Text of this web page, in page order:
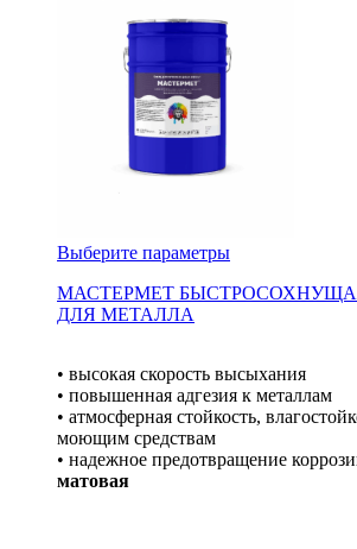
Выберите параметры
МАСТЕРМЕТ
ДЛЯ МЕТАЛЛА
• высокая скорость высыхания
• повышенная адгезия к металлам
• атмосферная стойкость,
моющим средствам
• надежное предотвращение
матовая